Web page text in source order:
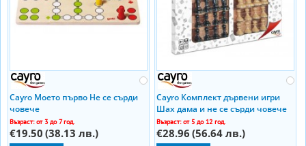
Cayro Моето първо Не се сърди
човече
Възраст: от 3 до 7 год.
€19.50 (38.13 лв.)
Cayro Комплект дървени игри
Шах дама и не се сърди човече
(3в1)
Възраст: от 5 до 12 год.
€28.96 (56.64 лв.)